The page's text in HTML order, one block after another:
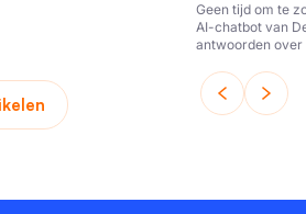
Geen tijd om te
AI-chatbot van
antwoorden over